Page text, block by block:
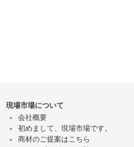
現場市場について
会社概要
初めまして、現場市場です。
商材のご提案はこちら